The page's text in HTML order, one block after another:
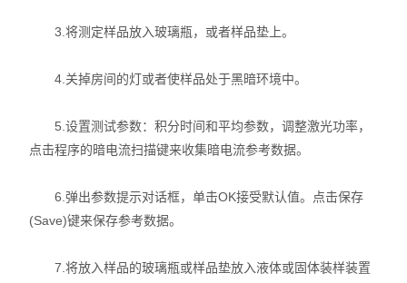
光学显微镜
力学测试仪
3.将测定样品放入玻璃瓶，或者样品垫上。
4.关掉房间的灯或者使样品处于黑暗环境中。
5.设置测试参数：积分时间和平均参数，调整激光功率，
点击程序的暗电流扫描键来收集暗电流参考数据。
6.弹出参数提示对话框，单击OK接受默认值。点击保存
(Save)键来保存参考数据。
7.将放入样品的玻璃瓶或样品垫放入液体或固体装样装置